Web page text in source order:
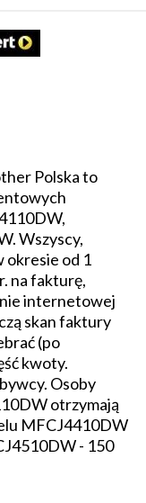
Polska to
Wszyscy,
okresie od 1
na fakturę,
internetowej
skan faktury
(po
kwoty.
Osoby
otrzymają
MFCJ4410DW
- 150